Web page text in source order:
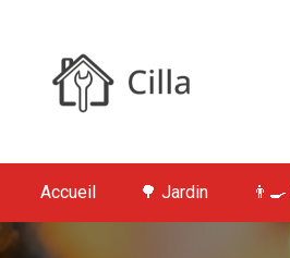
c
n
t
Cilla :
Accueil 🌳 Jardin